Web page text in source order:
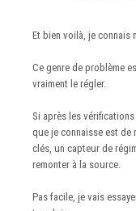
Et bien voilà, je connais
Ce genre de problème
vraiment le régler.
Si après les
que je connaisse est
clés, un capteur de
remonter à la source.
Pas facile, je vais